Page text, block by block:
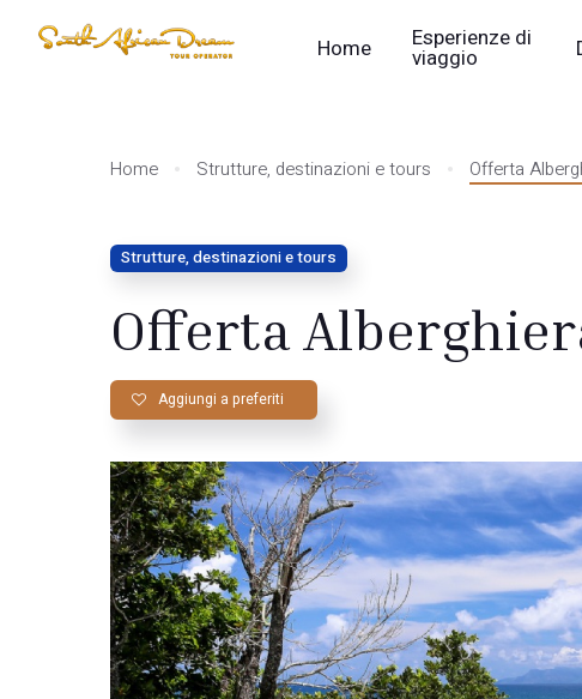
Home Esperienze di
viaggio
Home Strutture, destinazioni e tours Offerta
Strutture, destinazioni e tours
Offerta
Aggiungi a preferiti